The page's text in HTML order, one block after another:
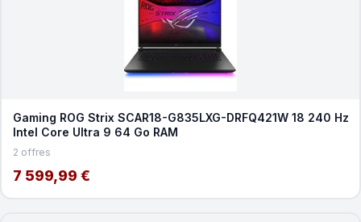
Gaming ROG Strix SCAR18-G835LXG-DRFQ421W 18 240 Hz
Intel Core Ultra 9 64 Go RAM
2 offres
7 599,99 €